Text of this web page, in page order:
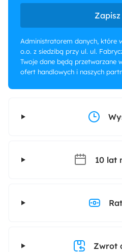
Zapisz
Administratorem danych, które
o.o. z siedzibą przy ul. ul.
Twoje dane będą przetwarzane
ofert handlowych i naszych
10 lat
Zwrot